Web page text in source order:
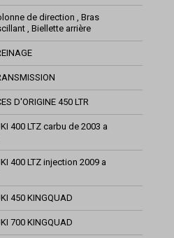
de direction , Bras
, Biellette arrière
D'ORIGINE 450 LTR
400 LTZ carbu de 2003 a
400 LTZ injection 2009 a
450 KINGQUAD
700 KINGQUAD